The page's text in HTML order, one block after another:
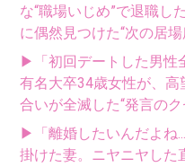
な“職場いじめ”で退職し
に偶然見つけた“次の居
▶「初回デートした男性
有名大卒34歳女性が、高
合いが全滅した“発言のク
▶「離婚したいんだよね
掛けた妻。ニヤニヤした